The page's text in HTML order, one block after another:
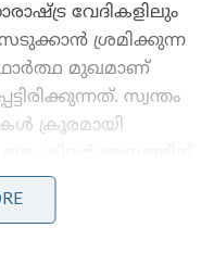
വേദികളിലും
ശ്രമിക്കുന്ന
മുഖമാണ്
സ്വന്തം
ക്രൂരമായി
ചെയ്യുമ്പോഴാണ്
വരുന്നത്